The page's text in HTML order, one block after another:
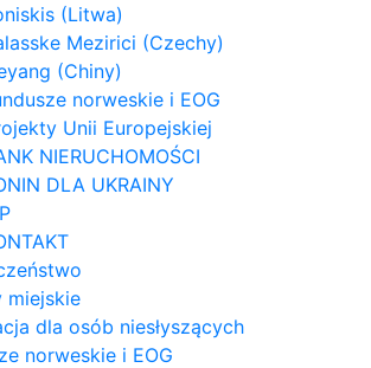
(Litwa)
Mezirici (Czechy)
(Chiny)
norweskie i EOG
Unii Europejskiej
NIERUCHOMOŚCI
DLA UKRAINY
miejskie
dla osób niesłyszących
norweskie i EOG